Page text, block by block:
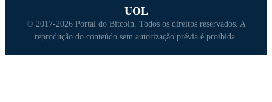
UOL
© 2017-2026 Portal do Bitcoin. Todos os direitos reservados. A
reprodução do conteúdo sem autorização prévia é proibida.